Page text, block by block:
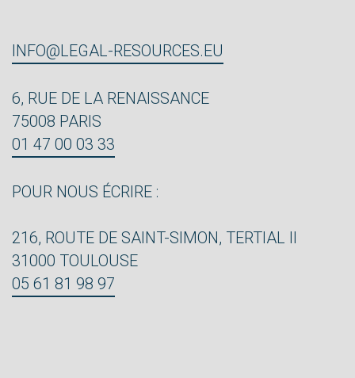
INFO@LEGAL-RESOURCES.EU
6, RUE DE LA RENAISSANCE
75008 PARIS
01 47 00 03 33
POUR NOUS ÉCRIRE :
216, ROUTE DE SAINT-SIMON, TERTIAL II
31000 TOULOUSE
05 61 81 98 97